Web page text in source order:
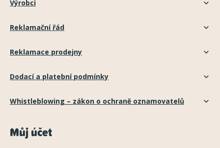
Výrobci
Reklamační řád
Reklamace prodejny
Dodací a platební podmínky
Whistleblowing – zákon o ochraně oznamovatelů
Můj účet